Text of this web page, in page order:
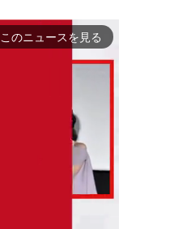
このニュースを見る